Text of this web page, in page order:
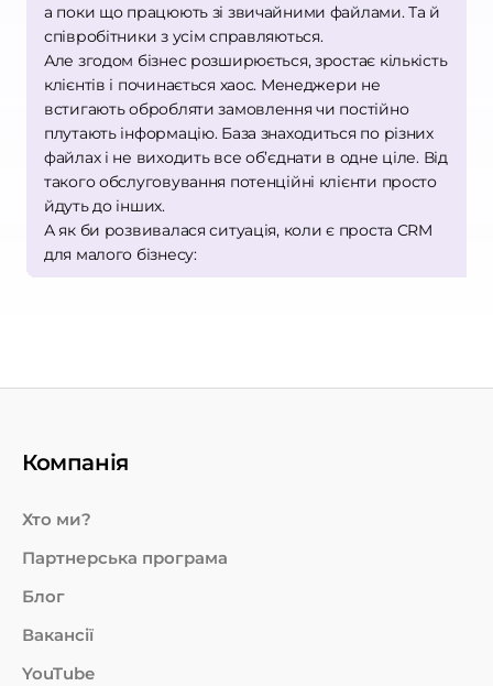
а поки що працюють зі звичайними файлами. Та й
співробітники з усім справляються.
Але згодом бізнес розширюється, зростає кількість
клієнтів і починається хаос. Менеджери не
встигають обробляти замовлення чи постійно
плутають інформацію. База знаходиться по різних
файлах і не виходить все об’єднати в одне ціле. Від
такого обслуговування потенційні клієнти просто
йдуть до інших.
А як би розвивалася ситуація, коли є проста CRM
для малого бізнесу:
співробітника інший швидко розбереться у
вносить інформацію до картки, що зберігається
відображається вся історія.
дозволить вибудувати правильну роботу з
кожним клієнтом і не пропустити важливих дій.
Компанія
Хто ми?
Партнерська програма
Блог
Вакансії
YouTube